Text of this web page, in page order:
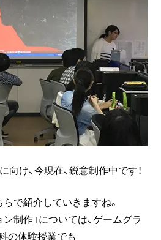
向け、今現在、鋭意制作中です！
で紹介していきますね。
制作」については、ゲームグラ
の体験授業でも